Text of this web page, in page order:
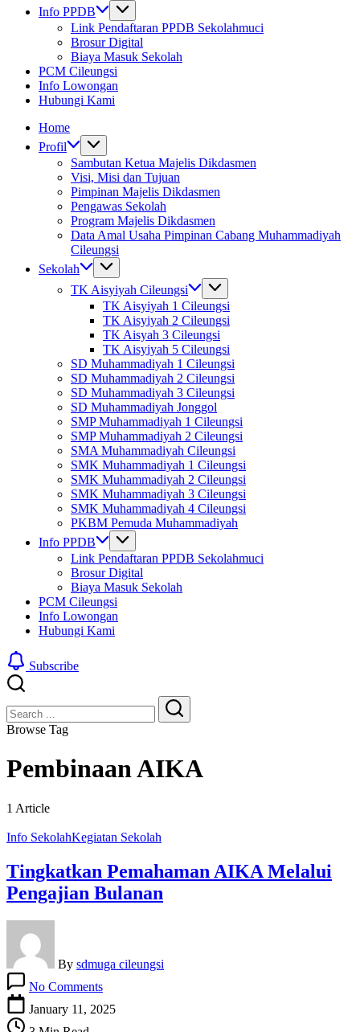
Info PPDB
Link Pendaftaran PPDB Sekolahmuci
Brosur Digital
Biaya Masuk Sekolah
PCM Cileungsi
Info Lowongan
Hubungi Kami
Home
Profil
Sambutan Ketua Majelis Dikdasmen
Visi, Misi dan Tujuan
Pimpinan Majelis Dikdasmen
Pengawas Sekolah
Program Majelis Dikdasmen
Data Amal Usaha Pimpinan Cabang Muhammadiyah
Cileungsi
Sekolah
TK Aisyiyah Cileungsi
TK Aisyiyah 1 Cileungsi
TK Aisyiyah 2 Cileungsi
TK Aisyah 3 Cileungsi
TK Aisyiyah 5 Cileungsi
SD Muhammadiyah 1 Cileungsi
SD Muhammadiyah 2 Cileungsi
SD Muhammadiyah 3 Cileungsi
SD Muhammadiyah Jonggol
SMP Muhammadiyah 1 Cileungsi
SMP Muhammadiyah 2 Cileungsi
SMA Muhammadiyah Cileungsi
SMK Muhammadiyah 1 Cileungsi
SMK Muhammadiyah 2 Cileungsi
SMK Muhammadiyah 3 Cileungsi
SMK Muhammadiyah 4 Cileungsi
PKBM Pemuda Muhammadiyah
Info PPDB
Link Pendaftaran PPDB Sekolahmuci
Brosur Digital
Biaya Masuk Sekolah
PCM Cileungsi
Info Lowongan
Hubungi Kami
Subscribe
Search
Search
Browse Tag
Pembinaan AIKA
1 Article
Info SekolahKegiatan Sekolah
Tingkatkan Pemahaman AIKA Melalui
Pengajian Bulanan
By sdmuga cileungsi
No CommentsTingkatkan
Pemahaman
January 11, 2025